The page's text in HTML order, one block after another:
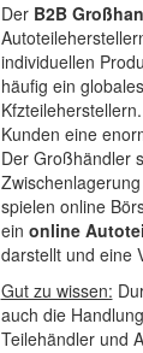
Der B2B
individuellen
häufig ein
Kunden eine
Der Großhändler
spielen online
ein online
darstellt und eine
Gut zu wissen:
auch die
Teilehändler und